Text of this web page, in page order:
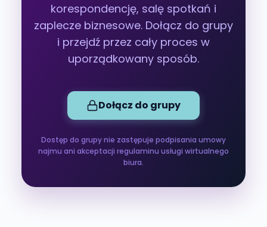
korespondencję, salę spotkań i
zaplecze biznesowe. Dołącz do grupy
i przejdź przez cały proces w
uporządkowany sposób.
Dołącz do grupy
Dostęp do grupy nie zastępuje podpisania umowy
najmu ani akceptacji regulaminu usługi wirtualnego
biura.